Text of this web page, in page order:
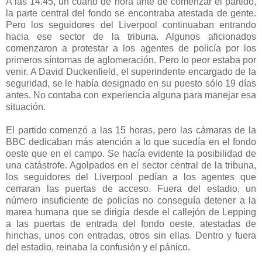
la parte central del fondo se encontraba atestada de gente.
Pero los seguidores del Liverpool continuaban entrando
hacia ese sector de la tribuna. Algunos aficionados
comenzaron a protestar a los agentes de policía por los
primeros síntomas de aglomeración. Pero lo peor estaba por
venir. A David Duckenfield, el superindente encargado de la
seguridad, se le había designado en su puesto sólo 19 días
antes. No contaba con experiencia alguna para manejar esa
situación.
El partido comenzó a las 15 horas, pero las cámaras de la
BBC dedicaban más atención a lo que sucedía en el fondo
oeste que en el campo. Se hacía evidente la posibilidad de
una catástrofe. Agolpados en el sector central de la tribuna,
los seguidores del Liverpool pedían a los agentes que
cerraran las puertas de acceso. Fuera del estadio, un
número insuficiente de policías no conseguía detener a la
marea humana que se dirigía desde el callejón de Lepping
a las puertas de entrada del fondo oeste, atestadas de
hinchas, unos con entradas, otros sin ellas. Dentro y fuera
del estadio, reinaba la confusión y el pánico.